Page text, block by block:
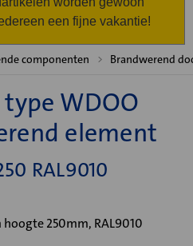
een fijne vakantie!
componenten Brandwerend
WDOO
element
RAL9010
250mm, RAL9010